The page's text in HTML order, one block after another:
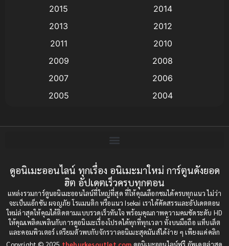
Animation แอนิเมชัน
(9)
Big tits (นมใหญ่)
Bitch (ผู้หญิงร่าน)
Bondage (ทาส)(1)
boys love(1)
Censored (เซ็นเซอร์) (19)
Comedy (ตลก) (234)
2015
2014
2013
2012
2011
2010
2009
2008
2007
2006
2005
2004
1997
1996
1993
1992
1991
1990
1989
1988
1987
1985
ดูอนิเมะออนไลน์ ทุกเรื่อง อนิเมะมาใหม่ การ์ตูนดังยอด
ฮิต อัปเดตเร็วครบทุกตอน
แหล่งรวมการ์ตูนอนิเมะออนไลน์ที่ใหญ่ที่สุด ที่ให้คุณเลือกชมได้ครบทุกแนว ไม่ว่า
จะเป็นแอ็กชัน ผจญภัย โรแมนติก หรือแนว Isekai เราได้คัดสรรและอัปเดตตอน
ใหม่ล่าสุดให้คุณได้ติดตามแบบรวดเร็วทันใจ พร้อมคุณภาพความคมชัดระดับ HD
ให้คุณเพลิดเพลินกับการดูอนิเมะเรื่องโปรดได้ทุกที่ทุกเวลา ทั้งบนมือถือ แท็บเล็ต
และคอมพิวเตอร์ เตรียมตัวพบกับจักรวาลอนิเมะสุดมันส์ได้ง่าย ๆ เพียงแค่คลิก